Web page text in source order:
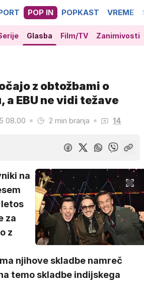
POP IN POPKAST VREME
Glasba Film/TV Zanimivosti
z obtožbami o
EBU ne vidi težave
08.00 2 min branja 14
na
za
z
njihove skladbe namreč
temo skladbe indijskega